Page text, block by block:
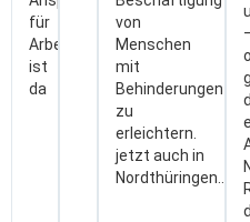
für
Arbeitgeber
ist
da
von
Menschen
mit
Behinderungen
zu
erleichtern.
jetzt auch in
Nordthüringen...